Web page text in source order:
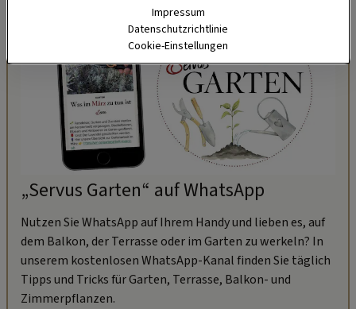
„Servus Garten“ auf WhatsApp
Nutzen Sie WhatsApp auf Ihrem Handy und lieben es, auf
dem Balkon, der Terrasse oder im Garten zu werkeln? In
unserem kostenlosen WhatsApp-Kanal finden Sie täglich
Tipps und Tricks für Garten, Terrasse, Balkon- und
Zimmerpflanzen.
Impressum
Datenschutzrichtlinie
Cookie-Einstellungen